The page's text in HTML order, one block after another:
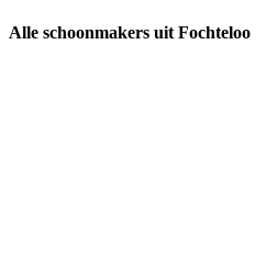
Alle schoonmakers uit Fochteloo